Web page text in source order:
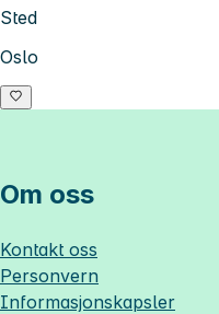
Sted
Oslo
Om oss
Kontakt oss
Personvern
Informasjonskapsler